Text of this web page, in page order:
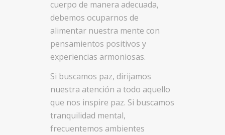
cuerpo de manera adecuada,
debemos ocuparnos de
alimentar nuestra mente con
pensamientos positivos y
experiencias armoniosas.
Si buscamos paz, dirijamos
nuestra atención a todo aquello
que nos inspire paz. Si buscamos
tranquilidad mental,
frecuentemos ambientes